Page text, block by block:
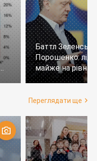
Баттл
Порошенко:
майже на
тих, хто не
Переглядати ще